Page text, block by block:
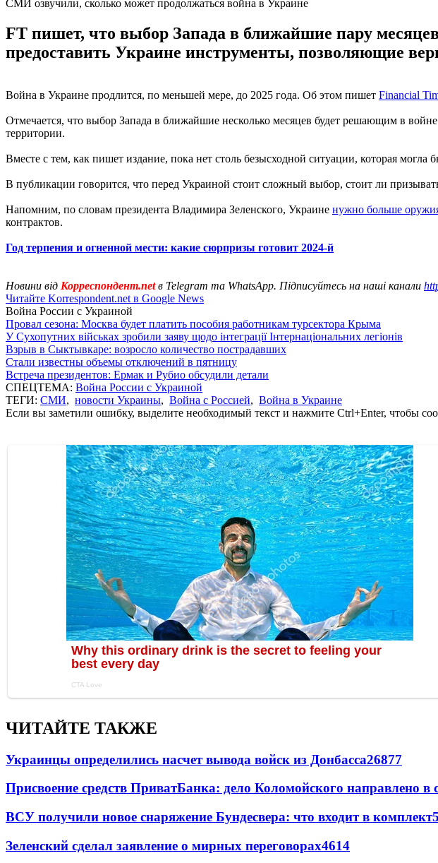
СМИ озвучили, сколько может продолжаться война в Украине
FT пишет, что выбор Запада в ближайшие пару
предоставить Украине инструменты, позволяющие
Война в Украине продлится, по меньшей мере, до 2025 года. Об этом пишет Financial
Отмечается, что выбор Запада в ближайшие несколько месяцев будет решающим в
территории.
Вместе с тем, как пишет издание, пока нет столь безысходной ситуации, которая
В публикации говорится, что перед Украиной стоит сложный выбор, стоит ли
Напомним, по словам президента Владимира Зеленского, Украине нужно больше
контрактов.
Год терпения и огненной мести: какие сюрпризы готовит 2024-й
Новини від Корреспондент.netв Telegram та WhatsApp. Підписуйтесь на наші канали
Читайте Korrespondent.net в Google News
Война России с Украиной
Провал сезона: Москва будет платить пособия работникам турсектора Крыма
У Сухопутних військах зробили заяву щодо інтеграції Інтернаціональних легіонів
Взрыв в Сыктывкаре: возросло количество пострадавших
Стали известны объемы отключений в пятницу
Встреча президентов: Ермак и Рубио обсудили детали
СПЕЦТЕМА: Война России с Украиной
ТЕГИ: СМИ, новости Украины, Война с Россией, Война в Украине
Если вы заметили ошибку, выделите необходимый текст и нажмите Ctrl+Enter, чтобы
ЧИТАЙТЕ ТАКЖЕ
Украинцы определились насчет вывода войск из Донбасса26877
Присвоение средств ПриватБанка: дело Коломойского направлено в
ВСУ получили новое снаряжение Бундесвера: что входит в комплект
Зеленский сделал заявление о мирных переговорах4614